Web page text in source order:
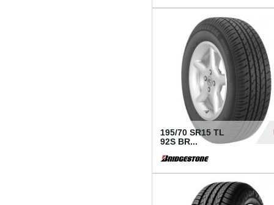
195/70 SR15 TL
92S BR...